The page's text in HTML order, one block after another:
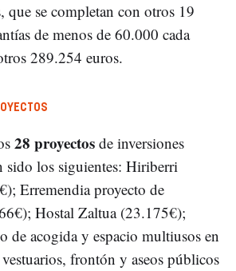
que se completan con otros 19
de menos de 60.000 cada
289.254 euros.
28 proyectos de inversiones
sido los siguientes: Hiriberri
Erremendia proyecto de
Hostal Zaltua (23.175€);
de acogida y espacio multiusos en
frontón y aseos públicos